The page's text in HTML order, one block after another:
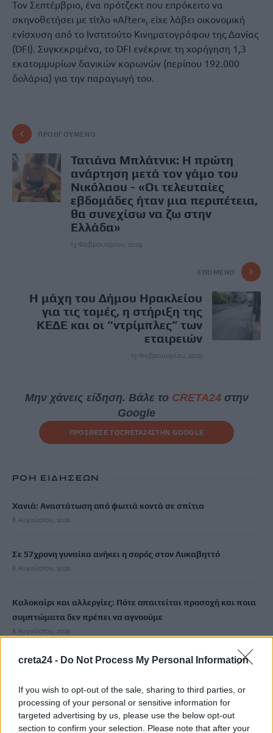
creta24 - Do Not Process My Personal Information
If you wish to opt-out of the sale, sharing to third parties, or
processing of your personal or sensitive information for
targeted advertising by us, please use the below opt-out
section to confirm your selection. Please note that after your
Τον Σεπτέμβριο, ένα πρότζεκτ που επρόκειτο να
σκηνοθετήσει με τίτλο «After», είχε λάβει οικονομική
ενίσχυση από το Ινστιτούτο Κινηματογράφου της Δανίας
(DFI). Συγκεκριμένα, το DFI ενέκρινε τη χορήγηση 1,3
εκατομμυρίων δανικών κορωνών (περίπου 192.000
δολάρια) για την παραγωγή του.
ΠΡΟΗΓΟΎΜΕΝΟ
Τατιάνα Μπλάτνικ: Η πρώτη
ανάρτηση μετά τον γάμο του
Νικόλαου - «Οι τελευταίες
εβδομάδες ήταν μια περιπέτεια,
θα συνεχίσω να ζω στην
Ελλάδα»
13 Φεβρουαρίου, 2025
ΕΠΌΜΕΝΟ
Η μάχη του Δήμου Ηρακλείου
για τις τομές, η στήριξη της
ΚΕΔΕ και οι “ντρίμπλες” των
εταιρειών
13 Φεβρουαρίου, 2025
Μην χάνεις είδηση. Βάλε το CRETA24στην
Google
ΠΡΟΣΘΕΣΕ ΤΟCRETA24ΣΤΗΝ GOOGLE
ΡΟΗ ΕΙΔΗΣΕΩΝ
Χανιά: Αναστάτωση από φωτιά κοντά σε σπίτια
8 Αυγούστου, 2026
Σε 57χρονη γυναίκα ανήκει η σορός στον Λυκαβηττό
8 Αυγούστου, 2026
Καλοκαίρι και αλλεργίες: Πότε απαιτείται προσοχή και ποια
συμπτώματα δεν πρέπει να αγνοούμε
8 Αυγούστου, 2026
Μυστράς: «Γιατί έβαλε τον πατέρα του στην κατάψυξη» – Το
8 Αυγούστου, 2026
Συνελήφθη ένα ακόμη μέλος της συμμορίας του «Έντικ»